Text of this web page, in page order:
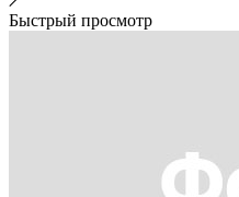
Быстрый просмотр